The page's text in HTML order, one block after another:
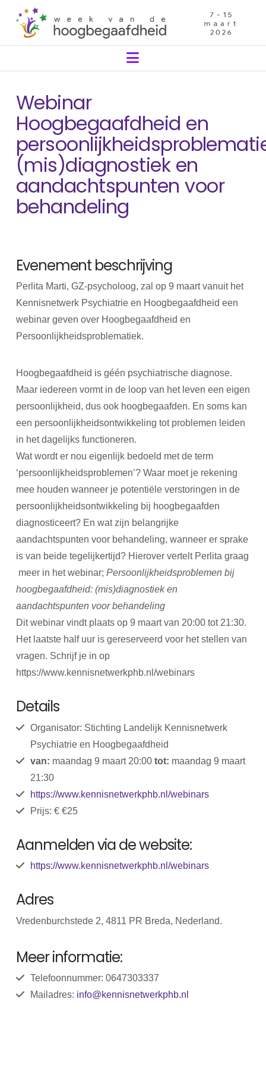
Navigation
Webinar
Hoogbegaafdheid en
(mis)diagnostiek en
aandachtspunten voor
behandeling
Evenement beschrijving
Perlita Marti, GZ-psycholoog, zal op 9 maart vanuit het
Kennisnetwerk Psychiatrie en Hoogbegaafdheid een
webinar geven over Hoogbegaafdheid en
Persoonlijkheidsproblematiek.
Hoogbegaafdheid is géén psychiatrische diagnose.
Maar iedereen vormt in de loop van het leven een eigen
persoonlijkheid, dus ook hoogbegaafden. En soms kan
een persoonlijkheidsontwikkeling tot problemen leiden
in het dagelijks functioneren.
Wat wordt er nou eigenlijk bedoeld met de term
‘persoonlijkheidsproblemen’? Waar moet je rekening
mee houden wanneer je potentiële verstoringen in de
persoonlijkheidsontwikkeling bij hoogbegaafden
diagnosticeert? En wat zijn belangrijke
aandachtspunten voor behandeling, wanneer er sprake
is van beide tegelijkertijd? Hierover vertelt Perlita graag
meer in het webinar; Persoonlijkheidsproblemen bij
hoogbegaafdheid: (mis)diagnostiek en
aandachtspunten voor behandeling
Dit webinar vindt plaats op 9 maart van 20:00 tot 21:30.
Het laatste half uur is gereserveerd voor het stellen van
vragen. Schrijf je in op
https://www.kennisnetwerkphb.nl/webinars
Details
Organisator: Stichting Landelijk Kennisnetwerk
Psychiatrie en Hoogbegaafdheid
van: maandag 9 maart 20:00 tot: maandag 9 maart
21:30
https://www.kennisnetwerkphb.nl/webinars
Prijs: € €25
Aanmelden via de website:
https://www.kennisnetwerkphb.nl/webinars
Adres
Vredenburchstede 2, 4811 PR Breda, Nederland.
Meer informatie:
Telefoonnummer: 0647303337
Mailadres: info@kennisnetwerkphb.nl